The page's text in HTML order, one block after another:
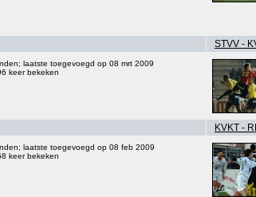
laatste toegevoegd op 08 mrt 2009
keer bekeken
STVV -
laatste toegevoegd op 08 feb 2009
keer bekeken
KVKT -